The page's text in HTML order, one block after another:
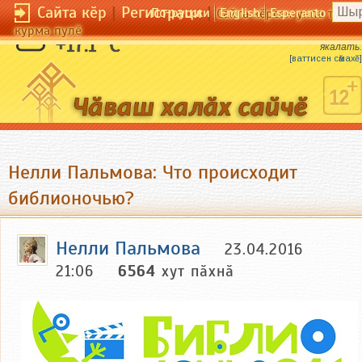
Сайта кӗр|Регистраци|Сайта кӗрсен унпа
курма пулӗ
По-русски English Esperanto
+17.1 °C
Выртакан чул мӑкланать, ҫӳрекен чул
якалать.
[ваттисен сӑмахӗ]
Нелли Пальмова: Что происходит
библионочью?
Нелли Пальмова
23.04.2016
21:06
6564 хут пӑхнӑ